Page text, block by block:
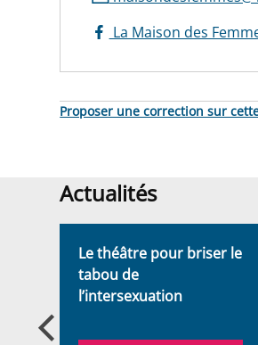
La Maison des
Proposer une correction sur
Actualités
Actualités
Le théâtre pour briser le
tabou de
l’intersexuation